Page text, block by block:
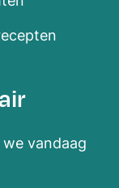
vandaag